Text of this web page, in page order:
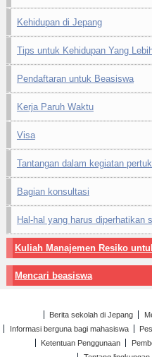
Kehidupan di Jepang
Tips untuk Kehidupan Yang
Pendaftaran untuk Beasiswa
Kerja Paruh Waktu
Visa
Tantangan dalam kegiatan
Bagian konsultasi
Hal-hal yang harus diperhatikan
Kuliah Manajemen Resiko
Mencari beasiswa
Berita sekolah di Jepang
Informasi berguna bagi mahasiswa
Ketentuan Penggunaan